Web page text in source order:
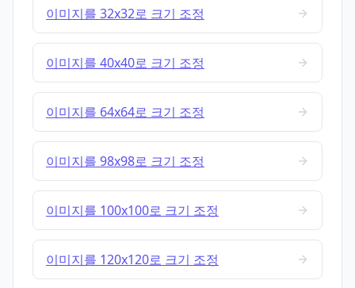
이미지를 32x32로 크기 조정
이미지를 40x40로 크기 조정
이미지를 64x64로 크기 조정
이미지를 98x98로 크기 조정
이미지를 100x100로 크기 조정
이미지를 120x120로 크기 조정